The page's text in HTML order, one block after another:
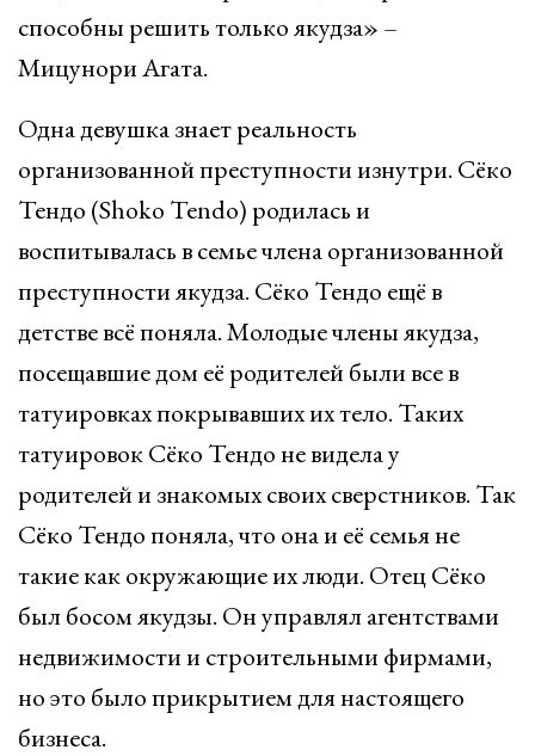
способны решить только якудза» –
Мицунори Агата.
Одна девушка знает реальность
организованной преступности изнутри. Сёко
Тендо (Shoko Tendo) родилась и
воспитывалась в семье члена организованной
преступности якудза. Сёко Тендо ещё в
детстве всё поняла. Молодые члены якудза,
посещавшие дом её родителей были все в
татуировках покрывавших их тело. Таких
татуировок Сёко Тендо не видела у
родителей и знакомых своих сверстников. Так
Сёко Тендо поняла, что она и её семья не
такие как окружающие их люди. Отец Сёко
был босом якудзы. Он управлял агентствами
недвижимости и строительными фирмами,
но это было прикрытием для настоящего
бизнеса.